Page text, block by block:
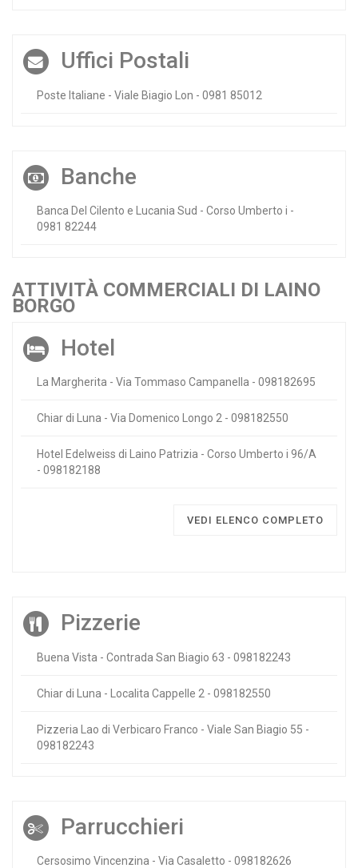
Uffici Postali
Poste Italiane - Viale Biagio Lon - 0981 85012
Banche
Banca Del Cilento e Lucania Sud - Corso Umberto i -
0981 82244
ATTIVITÀ COMMERCIALI DI LAINO
BORGO
Hotel
La Margherita - Via Tommaso Campanella - 098182695
Chiar di Luna - Via Domenico Longo 2 - 098182550
Hotel Edelweiss di Laino Patrizia - Corso Umberto i 96/A
- 098182188
VEDI ELENCO COMPLETO
Pizzerie
Buena Vista - Contrada San Biagio 63 - 098182243
Chiar di Luna - Localita Cappelle 2 - 098182550
Pizzeria Lao di Verbicaro Franco - Viale San Biagio 55 -
098182243
Parrucchieri
Cersosimo Vincenzina - Via Casaletto - 098182626